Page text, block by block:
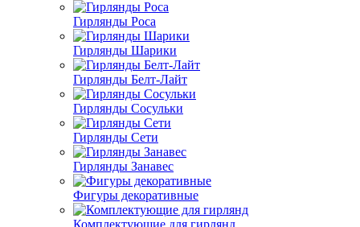
Гирлянды Роса
Гирлянды Шарики
Гирлянды Белт-Лайт
Гирлянды Сосульки
Гирлянды Сети
Гирлянды Занавес
Фигуры декоративные
Комплектующие для гирлянд